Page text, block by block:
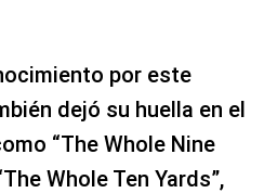
por este
dejó su huella en el
“The Whole Nine
Whole Ten Yards”,